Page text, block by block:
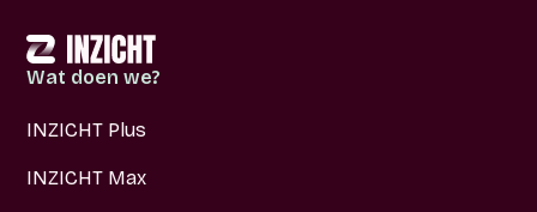
Wat doen we?
INZICHT Plus
INZICHT Max